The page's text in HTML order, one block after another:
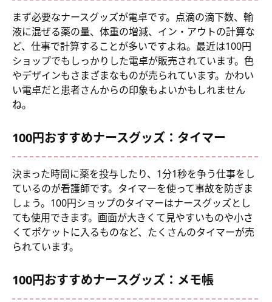
まず必要なナースグッズが電卓です。点滴の滴下数、輸
液に混ぜる薬の量、体重の増減、イン・アウトの計算な
ど、仕事で計算することが多いですよね。最近は100円
ショップでもしっかりした電卓が販売されています。色
やデザインもさまざまなものが売られています。かわい
い電卓だと患者さんからの印象もよいかもしれません
ね。
100円おすすめナースグッズ：タイマー
決まった時間に薬を投与したり、1分1秒を争う仕事をし
ているのが看護師です。タイマーを使って事故を防ぎま
しょう。100円ショップのタイマーはナースグッズとし
ても使用できます。画面が大きくて見やすいものや小さ
くてポケットに入るものなど、たくさんのタイマーが売
られています。
100円おすすめナースグッズ：メモ帳